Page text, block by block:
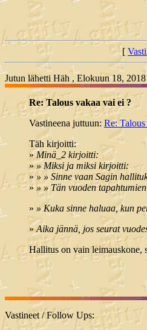
[
Jutun lähetti Häh , Elokuun 18,
Re: Talous vakaa vai ei ?
Vastineena juttuun: Re:
Täh kirjoitti:
»Minä_2 kirjoitti:
»» Miksi ja miksi kirjoitti:
» » » Sinne vaan Sagin
»» » Tän vuoden
» » Kuka sinne haluaa, kun
»Aika jännä, jos seurat
Hallitus on vain leimauskone,
Vastineet / Follow Ups: